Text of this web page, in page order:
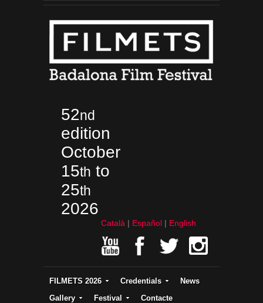
52nd
edition
October
15th to
25th
2026
Català Español English
FILMETS 2026 Credentials
News
Gallery
Festival
Contacte